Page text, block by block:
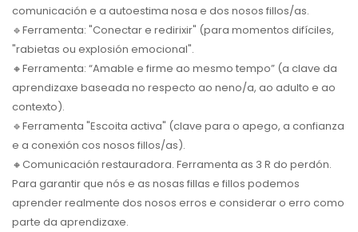
comunicación e a autoestima nosa e dos nosos fillos/as.
🔹Ferramenta: "Conectar e redirixir" (para momentos difíciles,
"rabietas ou explosión emocional".
🔸Ferramenta: “Amable e firme ao mesmo tempo” (a clave da
aprendizaxe baseada no respecto ao neno/a, ao adulto e ao
contexto).
🔹Ferramenta "Escoita activa" (clave para o apego, a confianza
e a conexión cos nosos fillos/as).
🔸Comunicación restauradora. Ferramenta as 3 R do perdón.
Para garantir que nós e as nosas fillas e fillos podemos
aprender realmente dos nosos erros e considerar o erro como
parte da aprendizaxe.